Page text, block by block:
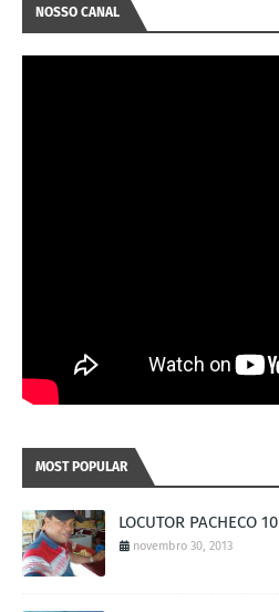
NOSSO CANAL
MOST POPULAR
LOCUTOR PACHECO 10
novembro 30, 2013